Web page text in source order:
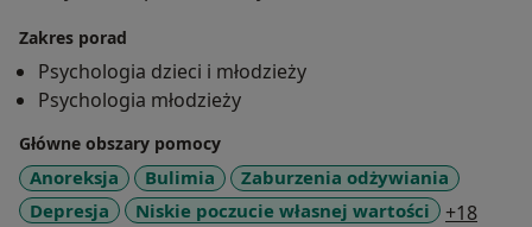
zaburzeniami odżywiania, zaburzeniami lękowymi,
zaburzeniami nastroju, zaburzeniami zachowania i
emocji, a także pochodzącymi z rodzin dysfunkcyjnych
oraz przeżywającymi kryzysy życiowe. Swoje
kompetencje zawodowe stale rozwijam poprzez
uczestnictwo w licznych szkoleniach i konferencjach z
zakresu psychologii i psychoterapii.
Zakres porad
Psychologia dzieci i młodzieży
Psychologia młodzieży
Główne obszary pomocy
Anoreksja Bulimia
Zaburzenia odżywiania
Depresja
Niskie poczucie własnej wartości +18